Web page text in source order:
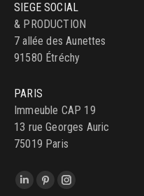
SIEGE SOCIAL
& PRODUCTION
7 allée des Aunettes
91580 Étréchy
PARIS
Immeuble CAP 19
13 rue Georges Auric
75019 Paris
Trouvez nous sur :
LinkedInPinterestInstagram